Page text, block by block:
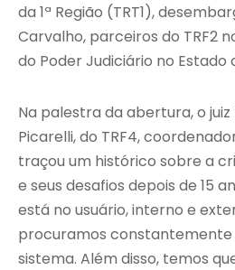
da 1ª Região (TRT1),
Carvalho, parceiros do TRF2
do Poder Judiciário no Estado
Na palestra da abertura, o
Picarelli, do TRF4,
traçou um histórico sobre a
e seus desafios depois de 15
está no usuário, interno e
procuramos
sistema. Além disso, temos